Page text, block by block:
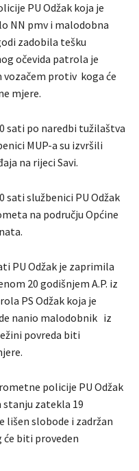
PU Odžak koja je
NN pmv i malodobna
zadobila tešku
očevida patrola je
protiv koga će
mjere.
sati po naredbi tužilaštva
MUP-a su izvršili
na rijeci Savi.
sati službenici PU Odžak
na području Općine
PU Odžak je zaprimila
20 godišnjem A.P. iz
PS Odžak koja je
nanio malodobnik iz
povreda biti
policije PU Odžak
zatekla 19
lišen slobode i zadržan
će biti proveden